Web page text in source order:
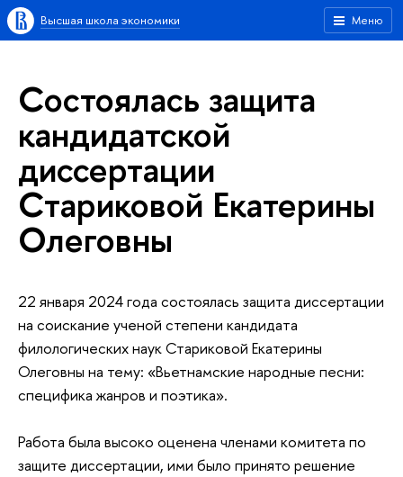
Меню
Высшая школа экономики
Состоялась защита
кандидатской
диссертации
Стариковой Екатерины
Олеговны
22 января 2024 года состоялась защита диссертации
на соискание ученой степени кандидата
филологических наук Стариковой Екатерины
Олеговны на тему: «Вьетнамские народные песни:
специфика жанров и поэтика».
Работа была высоко оценена членами комитета по
защите диссертации, ими было принято решение